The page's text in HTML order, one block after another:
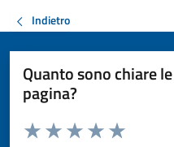
Indietro
Quanto sono chiare
pagina?
Valuta da 1 a 5 stelle la pagina